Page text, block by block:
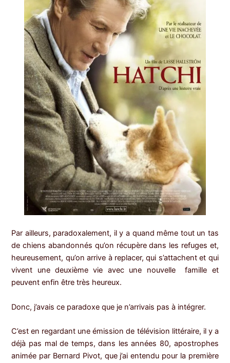
Par ailleurs, paradoxalement, il y a quand même tout un tas
de chiens abandonnés qu’on récupère dans les refuges et,
heureusement, qu’on arrive à replacer, qui s’attachent et qui
vivent une deuxième vie avec une nouvelle famille et
peuvent enfin être très heureux.
Donc, j’avais ce paradoxe que je n’arrivais pas à intégrer.
C’est en regardant une émission de télévision littéraire, il y a
déjà pas mal de temps, dans les années 80, apostrophes
animée par Bernard Pivot, que j’ai entendu pour la première